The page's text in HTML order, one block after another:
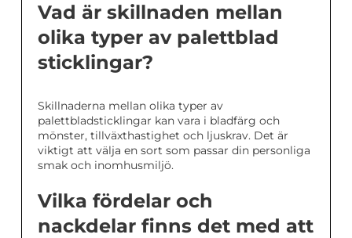
Vad är skillnaden mellan
olika typer av palettblad
sticklingar?
Skillnaderna mellan olika typer av
palettbladsticklingar kan vara i bladfärg och
mönster, tillväxthastighet och ljuskrav. Det är
viktigt att välja en sort som passar din personliga
smak och inomhusmiljö.
Vilka fördelar och
nackdelar finns det med att